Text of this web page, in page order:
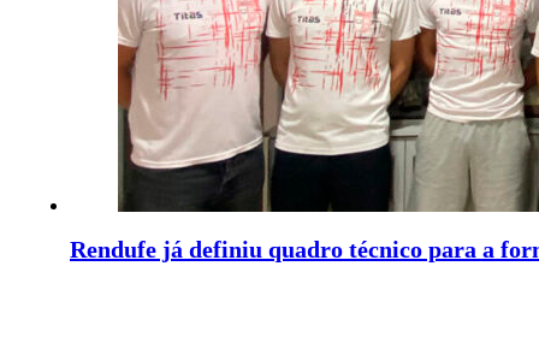
Rendufe já definiu quadro técnico para a